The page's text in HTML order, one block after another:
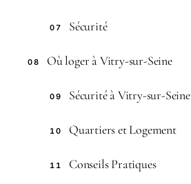
07 Sécurité
08 Où loger à Vitry-sur-Seine
09 Sécurité à Vitry-sur-Seine
10 Quartiers et Logement
11 Conseils Pratiques